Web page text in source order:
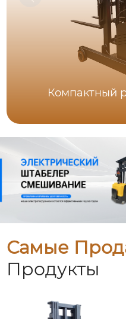
Компактный
Самые
Продукты